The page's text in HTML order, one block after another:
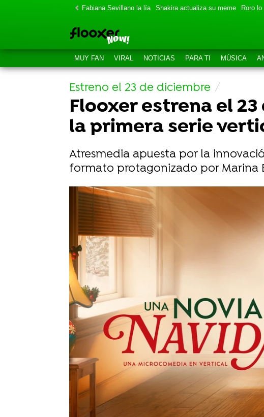
Fabiana Sevillano la lía Shakira actualiza su meme Roro
MUY FAN VIRAL NOTICIAS PARA TI MÚSICA
Estreno el 23 de diciembre
Flooxer estrena el
la primera serie
Atresmedia apuesta por la
formato protagonizado por Marina